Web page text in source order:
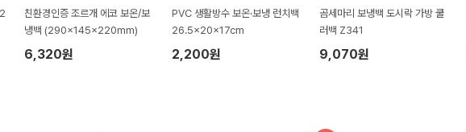
친환경인증 조르개 에코 보온/보
냉백 (290x145x220mm)
6,320원
PVC 생활방수 보온·보냉 런치백
26.5x20x17cm
2,200원
곰세마리 보냉백 도시락 가방 쿨
러백 Z341
9,070원